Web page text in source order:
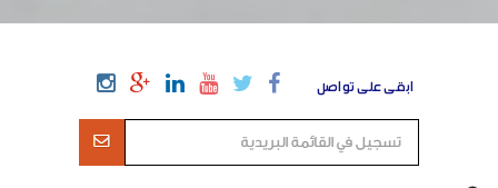
ابقى على تواصل